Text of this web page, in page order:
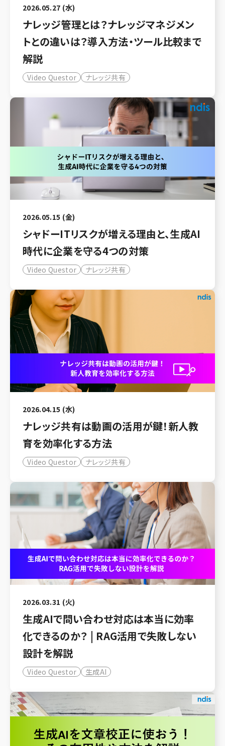
2026.05.27 (水)
ナレッジ管理とは？ナレッジマネジメン
トとの違いは？導入方法・ツール比較まで
解説
Video Questor ナレッジ共有
2026.05.15 (金)
シャドーITリスクが増える理由と、生成AI
時代に企業を守る4つの対策
Video Questor ナレッジ共有
2026.04.15 (水)
ナレッジ共有は動画の活用が鍵！新人教
育を効率化する方法
Video Questor ナレッジ共有
2026.03.31 (火)
生成AIで問い合わせ対応は本当に効率
化できるのか？ | RAG活用で失敗しない
設計を解説
Video Questor 生成AI